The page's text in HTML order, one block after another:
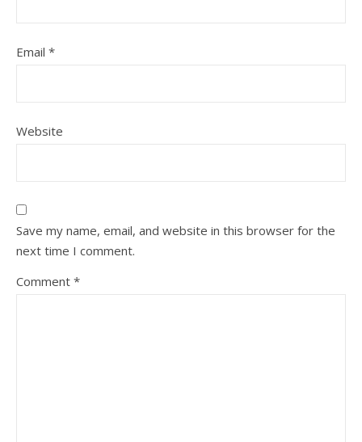
Email *
Website
Save my name, email, and website in this browser for the
next time I comment.
Comment *